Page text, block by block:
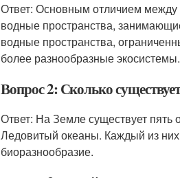
Ответ: Основным отличием между
водные пространства,
водные пространства,
более разнообразные экосистемы.
Вопрос 2: Сколько
Ответ: На Земле существует
Ледовитый океаны. Каждый из них
биоразнообразие.